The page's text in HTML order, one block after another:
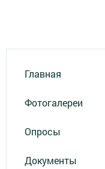
Главная
Фотогалереи
Опросы
Документы